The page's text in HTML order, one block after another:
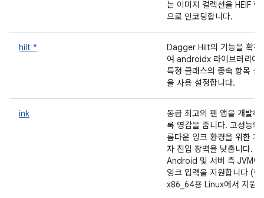
는 이미지 컬렉션을 HEIF 형
으로 인코딩합니다.
hilt *
Dagger Hilt의 기능을 확장
여 androidx 라이브러리에
특정 클래스의 종속 항목 삽
을 사용 설정합니다.
ink
동급 최고의 펜 앱을 개발하
록 영감을 줍니다. 고성능의
름다운 잉크 환경을 위한 개
자 진입 장벽을 낮춥니다.
Android 및 서버 측 JVM에
잉크 입력을 지원합니다 (현
x86_64용 Linux에서 지원